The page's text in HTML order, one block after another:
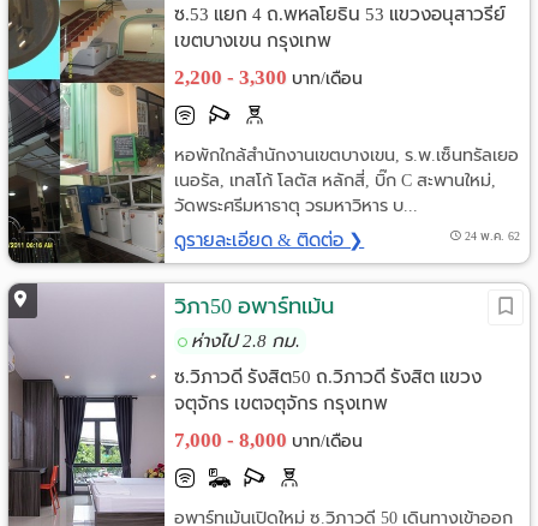
ซ.53 แยก 4 ถ.พหลโยธิน 53 แขวงอนุสาวรีย์
เขตบางเขน กรุงเทพ
2,200 - 3,300 บาท/เดือน
หอพักใกล้สำนักงานเขตบางเขน, ร.พ.เซ็นทรัลเยอ
เนอรัล, เทสโก้ โลตัส หลักสี่, บิ๊ก C สะพานใหม่,
วัดพระศรีมหาธาตุ วรมหาวิหาร บ...
ดูรายละเอียด & ติดต่อ ❯ 24 พ.ค. 62
วิภา50 อพาร์ทเม้น
ห่างไป 2.8 กม.
ซ.วิภาวดี รังสิต50 ถ.วิภาวดี รังสิต แขวง
จตุจักร เขตจตุจักร กรุงเทพ
7,000 - 8,000 บาท/เดือน
อพาร์ทเม้นเปิดใหม่ ซ.วิภาวดี 50 เดินทางเข้าออก